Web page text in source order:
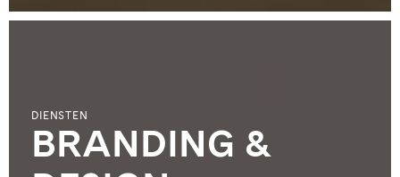
DIENSTEN
BRANDING &